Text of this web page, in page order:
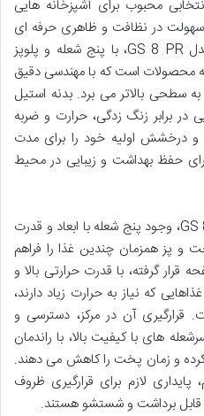
محبوب برای آشپزخانه هایی
سهولت در نظافت و ظاهری حرفه ای
هستند. گاز صفحه استیل ELK مدل GS 8 PR، با پنج شعله و پلوپز
محصولات است که با مهندسی دقیق
سطحی بالاتر می برد. بدنه استیل
در برابر زنگ زدگی، حرارت و ضربه
و درخشش اولیه خود را برای مدت
حفظ بهداشت و زیبایی در محیط
یکی از نقاط قوت اصلی مدل GS 8 PR، وجود پنج شعله با ابعاد و قدرت
و پز همزمان چندین غذا را فراهم
قرار گرفته، با قدرت حرارتی بالا و
که نیاز به حرارت زیاد دارند،
قرارگیری آن در مرکز، دسترسی و
های با کیفیت بالا، با راندمان
کرده و زمان پخت را کاهش می دهند.
لازم برای قرارگیری ظروف
قابل برداشت و شستشو هستند.